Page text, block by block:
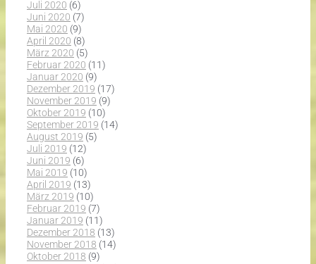
Juli 2020 (6)
Juni 2020 (7)
Mai 2020 (9)
April 2020 (8)
März 2020 (5)
Februar 2020 (11)
Januar 2020 (9)
Dezember 2019 (17)
November 2019 (9)
Oktober 2019 (10)
September 2019 (14)
August 2019 (5)
Juli 2019 (12)
Juni 2019 (6)
Mai 2019 (10)
April 2019 (13)
März 2019 (10)
Februar 2019 (7)
Januar 2019 (11)
Dezember 2018 (13)
November 2018 (14)
Oktober 2018 (9)